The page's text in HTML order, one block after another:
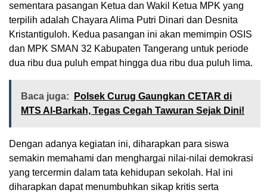
sementara pasangan Ketua dan Wakil Ketua MPK yang
terpilih adalah Chayara Alima Putri Dinari dan Desnita
Kristantiguloh. Kedua pasangan ini akan memimpin OSIS
dan MPK SMAN 32 Kabupaten Tangerang untuk periode
dua ribu dua puluh empat hingga dua ribu dua puluh lima.
Baca juga:
Polsek Curug Gaungkan CETAR di
MTS Al-Barkah, Tegas Cegah Tawuran Sejak Dini!
Dengan adanya kegiatan ini, diharapkan para siswa
semakin memahami dan menghargai nilai-nilai demokrasi
yang tercermin dalam tata kehidupan sekolah. Hal ini
diharapkan dapat menumbuhkan sikap kritis serta